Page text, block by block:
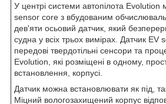
У центрі системи автопілота Evolution
sensor core з вбудованим
дев'яти осьовий датчик, який
судна у всіх трьох вимірах. Датчик EV
передові твердотільні сенсори та
Evolution, які розміщені в одному,
встановлення, корпусі.
Датчик можна встановлювати як під,
Міцний вологозахищений корпус